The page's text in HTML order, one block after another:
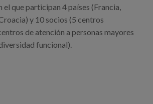
el que participan 4 países (Francia,
y 10 socios (5 centros
de atención a personas mayores
funcional).